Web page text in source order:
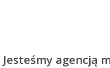
Jesteśmy agencją